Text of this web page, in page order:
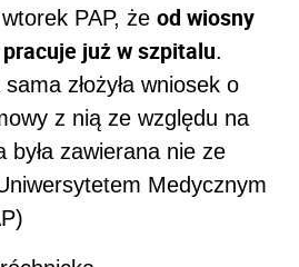
PAP, że od wiosny
już w szpitalu.
złożyła wniosek o
z nią ze względu na
zawierana nie ze
Medycznym